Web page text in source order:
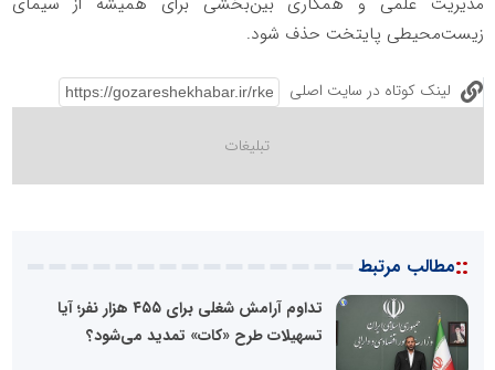
زیست‌محیطی پایتخت حذف شود.
لینک کوتاه در سایت اصلی
::مطالب مرتبط
تداوم آرامش شغلی برای ۴۵۵ هزار نفر؛ آیا
تسهیلات طرح «کات» تمدید می‌شود؟